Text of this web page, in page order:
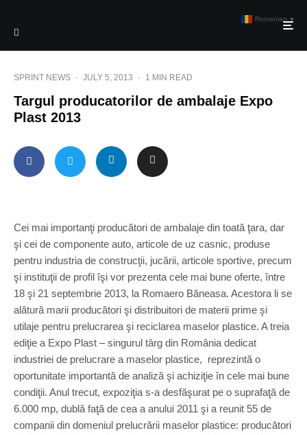
SPRINT NEWS · JULY 5, 2013 · 1 MIN READ
Targul producatorilor de ambalaje Expo
Plast 2013
Cei mai importanţi producători de ambalaje din toată ţara, dar
şi cei de componente auto, articole de uz casnic, produse
pentru industria de construcţii, jucării, articole sportive, precum
şi instituţii de profil îşi vor prezenta cele mai bune oferte, între
18 şi 21 septembrie 2013, la Romaero Băneasa. Acestora li se
alătură marii producători şi distribuitori de materii prime şi
utilaje pentru prelucrarea şi reciclarea maselor plastice. A treia
ediţie a Expo Plast – singurul târg din România dedicat
industriei de prelucrare a maselor plastice, reprezintă o
oportunitate importantă de analiză şi achiziţie în cele mai bune
condiţii. Anul trecut, expoziţia s-a desfăşurat pe o suprafaţă de
6.000 mp, dublă faţă de cea a anului 2011 şi a reunit 55 de
companii din domeniul prelucrării maselor plastice: producători
Romanian ▼